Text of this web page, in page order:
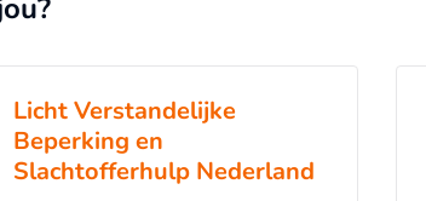
ingegaan op wat een LVB is.
over het herkennen en
wordt ingegaan op een
strafrechtadvocaten waar
Licht Verstandelijke
Beperking en
Slachtofferhulp Nederland